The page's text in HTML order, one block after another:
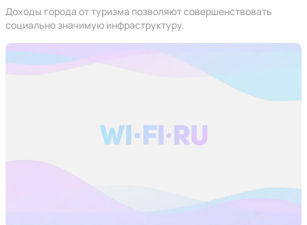
Доходы города от туризма позволяют совершенствовать
социально значимую инфраструктуру.